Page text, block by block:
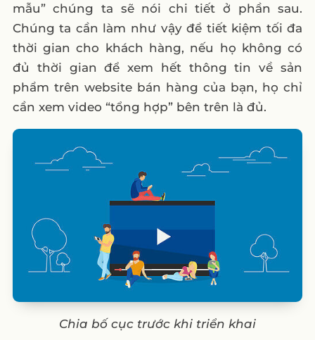
mẫu” chúng ta sẽ nói chi tiết ở phần sau.
Chúng ta cần làm như vậy để tiết kiệm tối đa
thời gian cho khách hàng, nếu họ không có
đủ thời gian để xem hết thông tin về sản
phẩm trên website bán hàng của bạn, họ chỉ
cần xem video “tổng hợp” bên trên là đủ.
Chia bố cục trước khi triển khai